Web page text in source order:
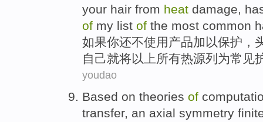
your hair from heat damage ,
of my list of the most common
如果你还不使用产品加以保护，
自己就将 以上所有热源列为常见
youdao
Based on theories of
transfer, an axial symmetry